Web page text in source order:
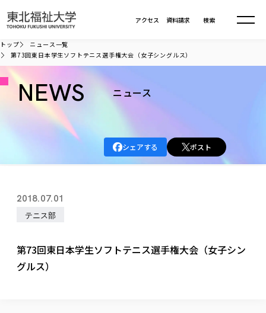
資料請求
アクセス 検索
大学について
建学の精神・教育の理念
学長室の窓
各種方針
大学の歩み
学則
校歌の歴史
大学の取り組み
大学の取り組み
社会連携・研究
カリキュラム編成ガイドライン
情報公開
寄附行為
学部・大学院
学部・大学院TOP
総合福祉学部
社会福祉学科
福祉行政学科
共生まちづくり学部
共生まちづくり学科
教育学部
健康科学部
入学試験
デジタルパンフ
就職状況
課外活動
課外活動 TOP
国際交流
トップ
ニュース一覧
第73回東日本学生ソフトテニス選手権大会（女子シングルス）
NEWS ニュース
シェアする ポスト
2018.07.01
テニス部
第73回東日本学生ソフトテニス選手権大会（女子シン
グルス）